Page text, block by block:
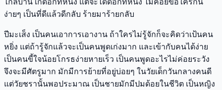
ง่ายๆ เป็นที่ดีแล้วดีกลับ ร้ายมาร้ายกลับ
ปีมะเส็ง เป็นคนเอาการเอางาน ถ้าใครไม่รู้จักก็จะคิดว่าเป้นคน
หยิ่ง แต่ถ้ารู้จักแล้วจะเป็นคนพูดเก่งมาก และเข้ากับคนได้ง่าย
เป็นคนขี้ใจน้อยโกรธง่ายหายเร็ว เป็นคนพูดอะไรไม่ค่อยระวัง
จึงจะมีศัตรูมาก มักมีการย้ายที่อยู่บ่อยๆ ในวัยเด็กวันกลางคนดี
แต่วัยชรานั้นพอประมาณ เป็นชายมักมีปมด้อยในชีวิต เป็นหญิง